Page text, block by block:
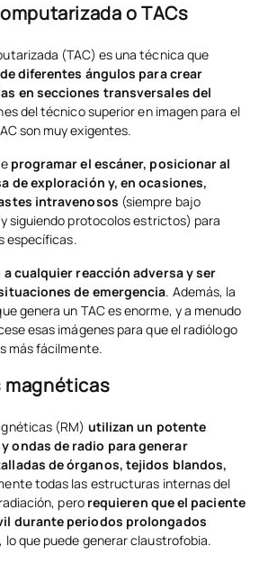
o TACs
(TAC) es una técnica que
diferentes ángulos para crear
en secciones transversales del
del técnico superior en imagen para el
son muy exigentes.
programar el escáner, posicionar al
de exploración y, en ocasiones,
intravenosos (siempre bajo
siguiendo protocolos estrictos) para
específicas.
cualquier reacción adversa y ser
de emergencia. Además, la
genera un TAC es enorme, y a menudo
esas imágenes para que el radiólogo
más fácilmente.
magnéticas
(RM) utilizan un potente
ondas de radio para generar
de órganos, tejidos blandos,
todas las estructuras internas del
pero requieren que el paciente
durante periodos prolongados
, lo que puede generar claustrofobia.